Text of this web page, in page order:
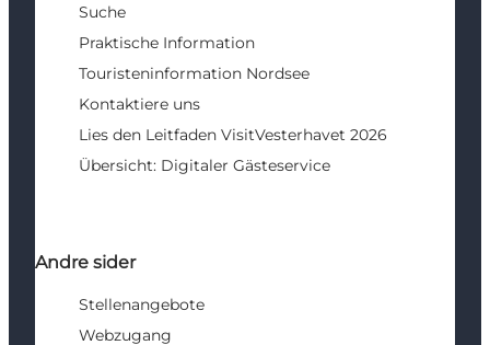
Suche
Praktische Information
Touristeninformation Nordsee
Kontaktiere uns
Lies den Leitfaden VisitVesterhavet 2026
Übersicht: Digitaler Gästeservice
Andre sider
Stellenangebote
Webzugang